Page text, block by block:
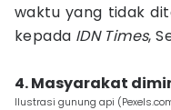
waktu yang tidak
kepada IDN Times,
4. Masyarakat
Ilustrasi gunung api